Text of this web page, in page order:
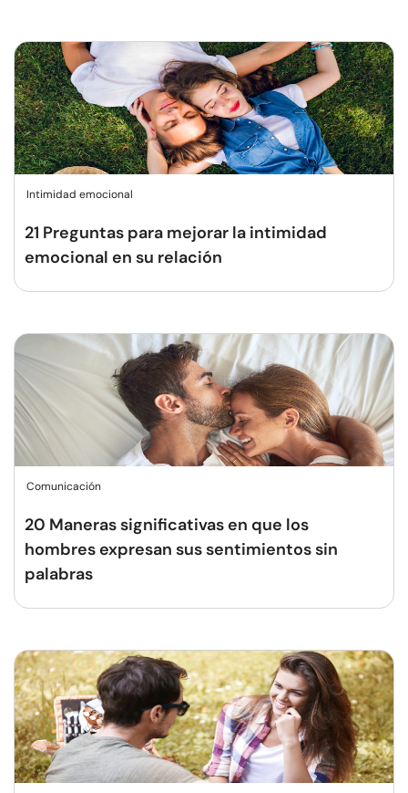
Intimidad emocional
21 Preguntas para mejorar la intimidad
emocional en su relación
Comunicación
20 Maneras significativas en que los
hombres expresan sus sentimientos sin
palabras